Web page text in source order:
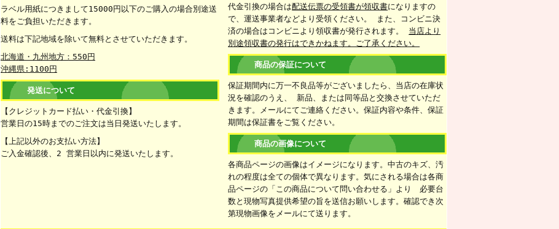
ラベル用紙につきまして15000円以下のご購入の場合別途送
料をご負担いただきます。
送料は下記地域を除いて無料とさせていただきます。
北海道・九州地方：550円
沖縄県:1100円
発送について
【クレジットカード払い・代金引換】
営業日の15時までのご注文は当日発送いたします。
【上記以外のお支払い方法】
ご入金確認後、2 営業日以内に発送いたします。
代金引換の場合は配送伝票の受領書が領収書になりますの
で、運送事業者などより受領ください。 また、コンビニ決
済の場合はコンビニより領収書が発行されます。 当店より
別途領収書の発行はできかねます。ご了承ください。
商品の保証について
保証期間内に万一不良品等がございましたら、当店の在庫状
況を確認のうえ、 新品、または同等品と交換させていただ
きます。メールにてご連絡ください。保証内容や条件、保証
期間は保証書をご覧ください。
商品の画像について
各商品ページの画像はイメージになります。中古のキズ、汚
れの程度は全ての個体で異なります。気にされる場合は各商
品ページの「この商品について問い合わせる」より 必要台
数と現物写真提供希望の旨を送信お願いします。確認でき次
第現物画像をメールにて送ります。